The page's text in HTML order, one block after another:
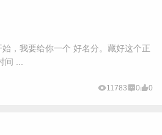
，我要给你一个 好名分。藏好这个正
...
11783 0 0